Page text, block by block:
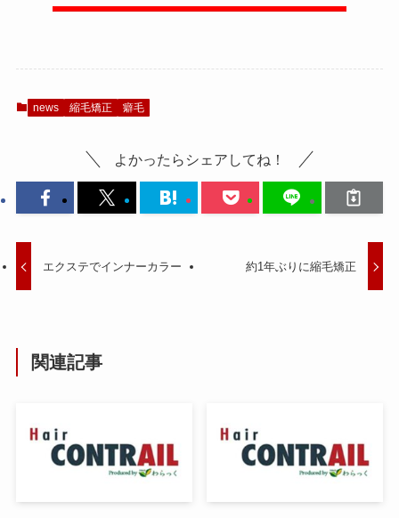
news 縮毛矯正 癖毛
よかったらシェアしてね！
エクステでインナーカラー 約1年ぶりに縮毛矯正
関連記事